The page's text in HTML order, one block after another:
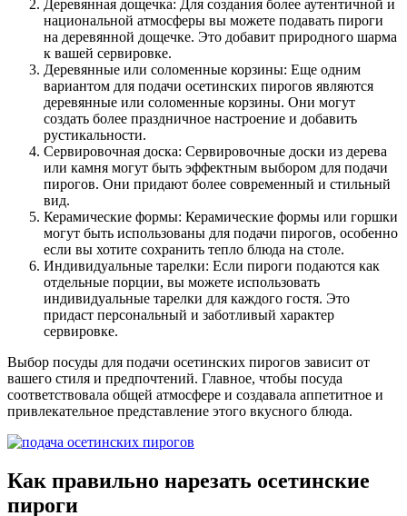
Деревянная дощечка: Для создания более аутентичной и
национальной атмосферы вы можете подавать пироги
на деревянной дощечке. Это добавит природного шарма
к вашей сервировке.
Деревянные или соломенные корзины: Еще одним
вариантом для подачи осетинских пирогов являются
деревянные или соломенные корзины. Они могут
создать более праздничное настроение и добавить
рустикальности.
Сервировочная доска: Сервировочные доски из дерева
или камня могут быть эффектным выбором для подачи
пирогов. Они придают более современный и стильный
вид.
Керамические формы: Керамические формы или горшки
могут быть использованы для подачи пирогов, особенно
если вы хотите сохранить тепло блюда на столе.
Индивидуальные тарелки: Если пироги подаются как
отдельные порции, вы можете использовать
индивидуальные тарелки для каждого гостя. Это
придаст персональный и заботливый характер
сервировке.
Выбор посуды для подачи осетинских пирогов зависит от
вашего стиля и предпочтений. Главное, чтобы посуда
соответствовала общей атмосфере и создавала аппетитное и
привлекательное представление этого вкусного блюда.
Как правильно нарезать осетинские
пироги